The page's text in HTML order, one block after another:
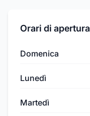
Orari di apertura
Domenica
Lunedì
Martedì